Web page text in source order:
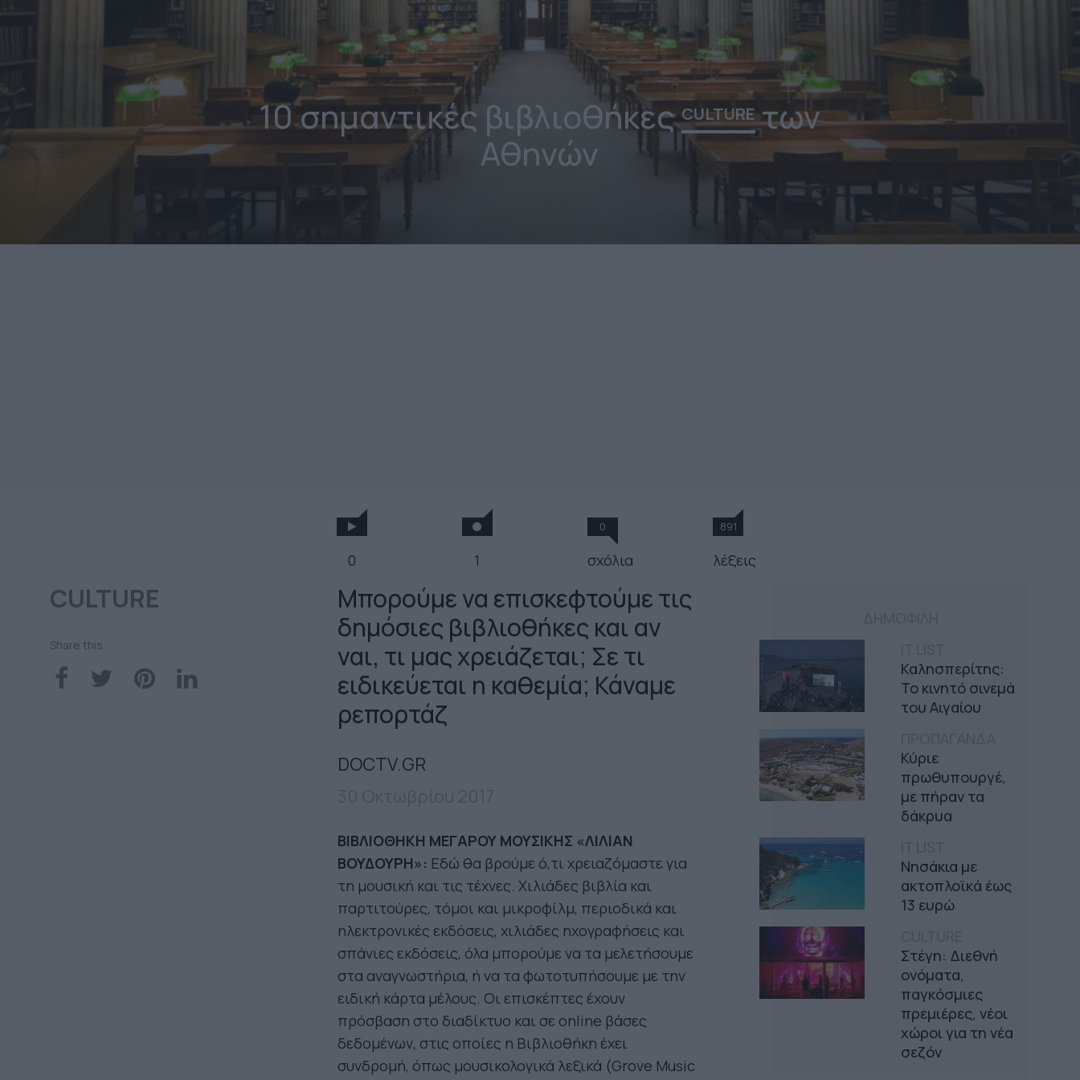
10 σημαντικές βιβλιοθήκεςCULTUREτων
Αθηνών
0 1
0
σχόλια
891
λέξεις
CULTURE
Share this
Καλησπερίτης:
Το κινητό σινεμά
του Αιγαίου
Κύριε
πρωθυπουργέ,
με πήραν τα
δάκρυα
Νησάκια με
ακτοπλοϊκά έως
13 ευρώ
Στέγη: Διεθνή
ονόματα,
παγκόσμιες
πρεμιέρες, νέοι
χώροι για τη νέα
σεζόν
Μπορούμε να επισκεφτούμε τις
δημόσιες βιβλιοθήκες και αν
ναι, τι μας χρειάζεται; Σε τι
ειδικεύεται η καθεμία; Κάναμε
ρεπορτάζ
DOCTV.GR
ΒΙΒΛΙΟΘΗΚΗ ΜΕΓΑΡΟΥ ΜΟΥΣΙΚΗΣ «ΛΙΛΙΑΝ
ΒΟΥΔΟΥΡΗ»: Εδώ θα βρούμε ό,τι χρειαζόμαστε για
τη μουσική και τις τέχνες. Χιλιάδες βιβλία και
παρτιτούρες, τόμοι και μικροφίλμ, περιοδικά και
ηλεκτρονικές εκδόσεις, χιλιάδες ηχογραφήσεις και
σπάνιες εκδόσεις, όλα μπορούμε να τα μελετήσουμε
στα αναγνωστήρια, ή να τα φωτοτυπήσουμε με την
ειδική κάρτα μέλους. Οι επισκέπτες έχουν
πρόσβαση στο διαδίκτυο και σε online βάσες
δεδομένων, στις οποίες η Βιβλιοθήκη έχει
συνδρομή, όπως μουσικολογικά λεξικά (Grove Music